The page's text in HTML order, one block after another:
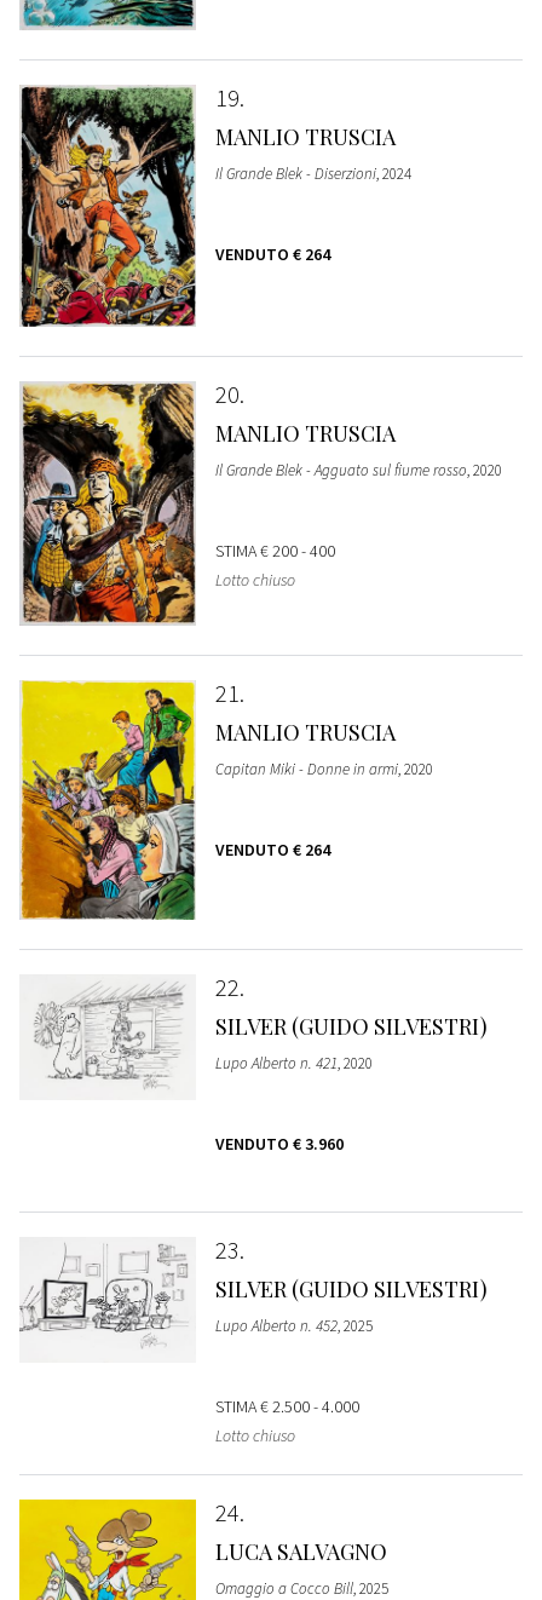
19
MANLIO TRUSCIA
Il Grande Blek - Diserzioni, 2024
VENDUTO € 264
20
MANLIO TRUSCIA
Il Grande Blek - Agguato sul fiume rosso, 2020
STIMA€ 200 - 400
Lotto chiuso
21
MANLIO TRUSCIA
Capitan Miki - Donne in armi, 2020
VENDUTO € 264
22
SILVER (GUIDO SILVESTRI)
Lupo Alberto n. 421, 2020
VENDUTO € 3.960
23
SILVER (GUIDO SILVESTRI)
Lupo Alberto n. 452, 2025
STIMA€ 2.500 - 4.000
Lotto chiuso
24
LUCA SALVAGNO
Omaggio a Cocco Bill, 2025